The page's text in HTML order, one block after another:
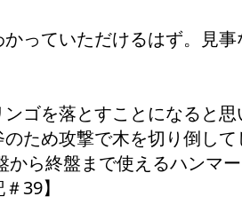
っていただけるはず。見事
ゴを落とすことになると思
ため攻撃で木を切り倒して
ら終盤まで使えるハンマ
39】